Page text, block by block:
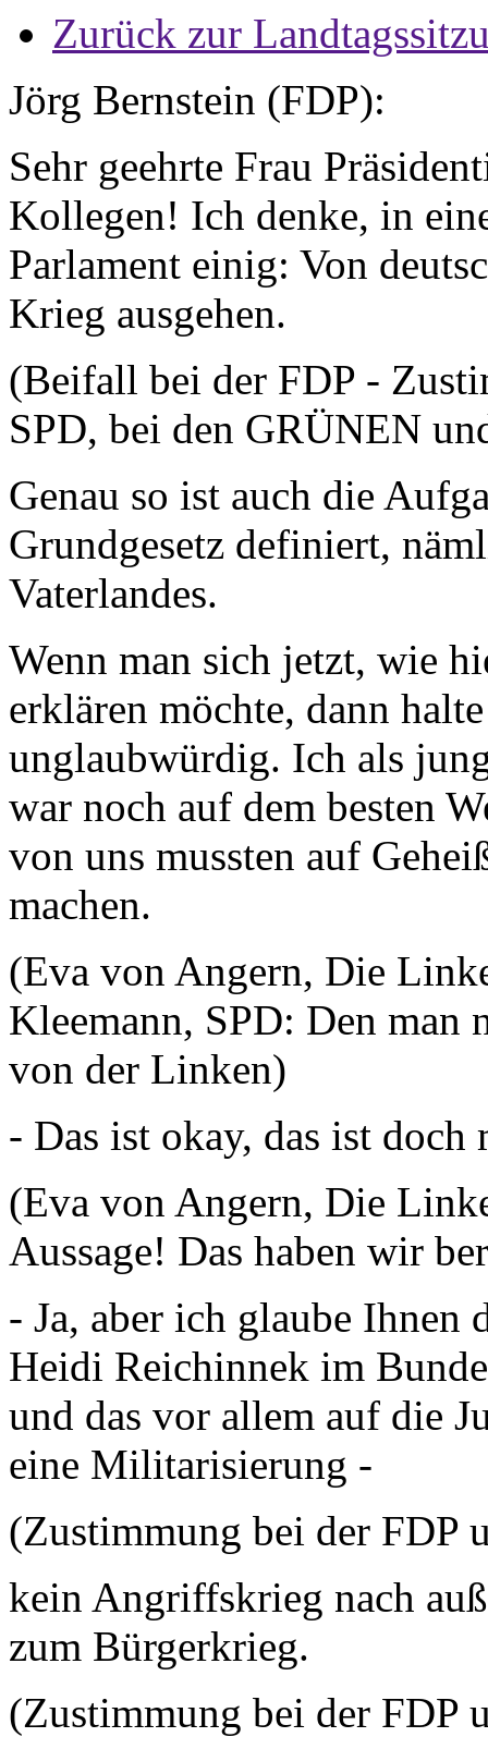
Zurück zur
Jörg Bernstein (FDP):
Sehr geehrte Frau
Kollegen! Ich denke, in
Parlament einig: Von
Krieg ausgehen.
(Beifall bei der FDP -
SPD, bei den GRÜNEN
Genau so ist auch die
Grundgesetz definiert,
Vaterlandes.
Wenn man sich jetzt, wie
erklären möchte, dann
unglaubwürdig. Ich als
war noch auf dem besten
von uns mussten auf
machen.
(Eva von Angern, Die
Kleemann, SPD: Den
von der Linken)
- Das ist okay, das ist doch
(Eva von Angern, Die
Aussage! Das haben wir
- Ja, aber ich glaube Ihnen
Heidi Reichinnek im
und das vor allem auf die
eine Militarisierung -
(Zustimmung bei der FDP
kein Angriffskrieg nach
zum Bürgerkrieg.
(Zustimmung bei der FDP